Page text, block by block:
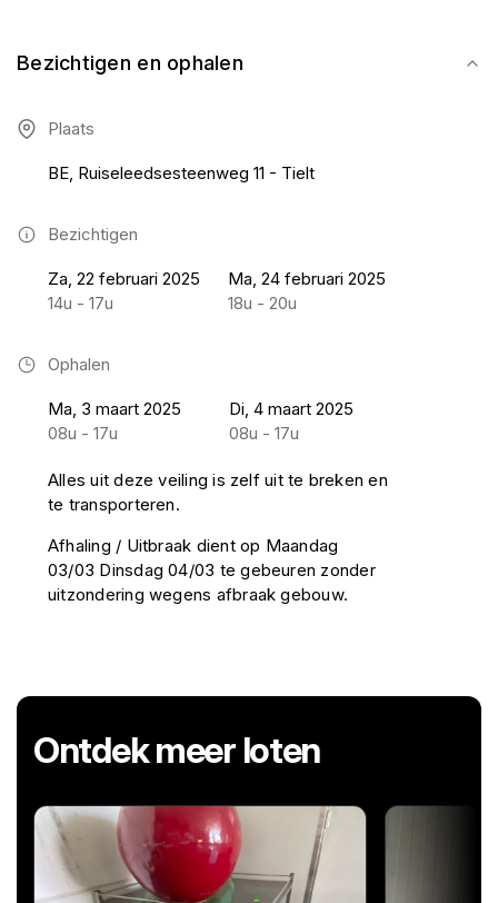
Bezichtigen en ophalen
Plaats
BE, Ruiseleedsesteenweg 11 - Tielt
Bezichtigen
Za, 22 februari 2025
14u - 17u
Ma, 24 februari 2025
18u - 20u
Ophalen
Ma, 3 maart 2025
08u - 17u
Di, 4 maart 2025
08u - 17u
Alles uit deze veiling is zelf uit te breken en
te transporteren.
Afhaling / Uitbraak dient op Maandag
03/03 Dinsdag 04/03 te gebeuren zonder
uitzondering wegens afbraak gebouw.
Ontdek meer loten